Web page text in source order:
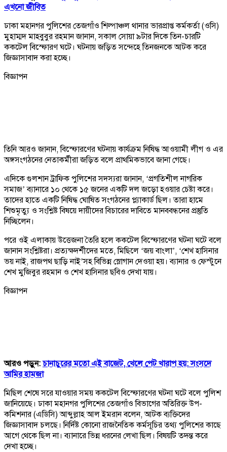
এখনো জীবিত
ঢাকা মহানগর পুলিশের তেজগাঁও শিল্পাঞ্চল থানার ভারপ্রাপ্ত কর্মকর্তা (ওসি)
মুহাম্মদ মাহবুবুর রহমান জানান, সকাল সোয়া ৯টার দিকে তিন-চারটি
ককটেল বিস্ফোরণ ঘটে। ঘটনায় জড়িত সন্দেহে তিনজনকে আটক করে
জিজ্ঞাসাবাদ করা হচ্ছে।
বিজ্ঞাপন
তিনি আরও জানান, বিস্ফোরণের ঘটনায় কার্যক্রম নিষিদ্ধ আওয়ামী লীগ ও এর
অঙ্গসংগঠনের নেতাকর্মীরা জড়িত বলে প্রাথমিকভাবে জানা গেছে।
এদিকে গুলশান ট্রাফিক পুলিশের সদস্যরা জানান, ‘প্রগতিশীল নাগরিক
সমাজ’ ব্যানারে ১০ থেকে ১৫ জনের একটি দল জড়ো হওয়ার চেষ্টা করে।
তাদের হাতে একটি নিষিদ্ধ ঘোষিত সংগঠনের প্ল্যাকার্ড ছিল। তারা হামে
শিশুমৃত্যু ও সংশ্লিষ্ট বিষয়ে দায়ীদের বিচারের দাবিতে মানববন্ধনের প্রস্তুতি
নিচ্ছিলেন।
পরে ওই এলাকায় উত্তেজনা তৈরি হলে ককটেল বিস্ফোরণের ঘটনা ঘটে বলে
জানান সংশ্লিষ্টরা। প্রত্যক্ষদর্শীদের মতে, মিছিলে ‘জয় বাংলা’, ‘শেখ হাসিনার
ভয় নাই, রাজপথ ছাড়ি নাই’সহ বিভিন্ন স্লোগান দেওয়া হয়। ব্যানার ও ফেস্টুনে
শেখ মুজিবুর রহমান ও শেখ হাসিনার ছবিও দেখা যায়।
বিজ্ঞাপন
আরও পড়ুন:চানাচুরের মতো এই বাজেট, খেলে পেট খারাপ হয়: সংসদে
আমির হামজা
মিছিল শেষে সরে যাওয়ার সময় ককটেল বিস্ফোরণের ঘটনা ঘটে বলে পুলিশ
জানিয়েছে। ঢাকা মহানগর পুলিশের তেজগাঁও বিভাগের অতিরিক্ত উপ-
কমিশনার (এডিসি) আব্দুল্লাহ আল ইমরান বলেন, আটক ব্যক্তিদের
জিজ্ঞাসাবাদ চলছে। নির্দিষ্ট কোনো রাজনৈতিক কর্মসূচির তথ্য পুলিশের কাছে
আগে থেকে ছিল না। ব্যানারে ভিন্ন ধরনের লেখা ছিল। বিষয়টি তদন্ত করে
দেখা হচ্ছে।